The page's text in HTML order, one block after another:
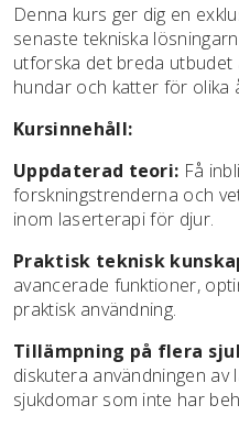
Denna kurs ger dig en
senaste tekniska
utforska det breda
hundar och katter för olika
Kursinnehåll:
Uppdaterad teori: Få
forskningstrenderna och
inom laserterapi för djur.
Praktisk teknisk
avancerade funktioner,
praktisk användning.
Tillämpning på flera
diskutera användningen
sjukdomar som inte har